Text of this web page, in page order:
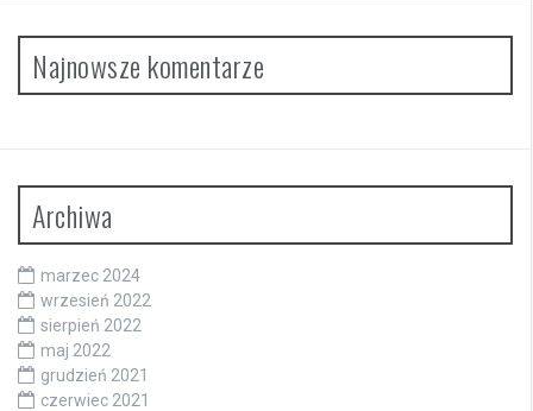
Najnowsze komentarze
Archiwa
marzec 2024
wrzesień 2022
sierpień 2022
maj 2022
grudzień 2021
czerwiec 2021